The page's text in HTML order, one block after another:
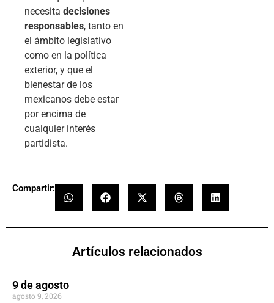
necesita decisiones
responsables, tanto en
el ámbito legislativo
como en la política
exterior, y que el
bienestar de los
mexicanos debe estar
por encima de
cualquier interés
partidista.
Compartir:
Artículos relacionados
9 de agosto
agosto 9, 2026